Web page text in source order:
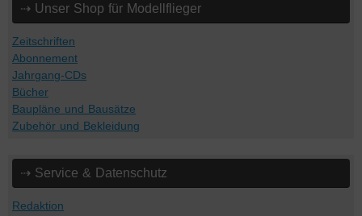
⇢ Unser Shop für Modellflieger
Zeitschriften
Abonnement
Jahrgang-CDs
Bücher
Baupläne und Bausätze
Zubehör und Bekleidung
⇢ Service & Datenschutz
Redaktion